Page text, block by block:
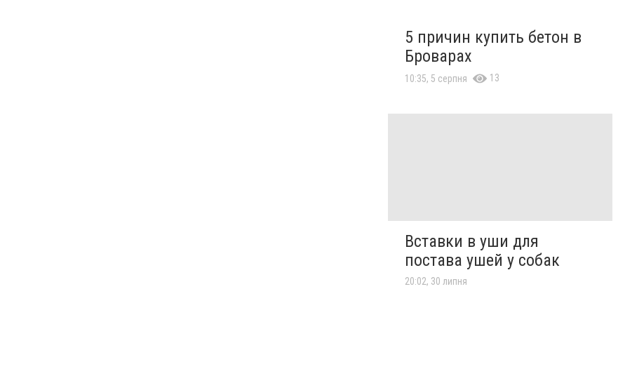
5 причин купить бетон в
Броварах
10:35, 5 серпня 13
Вставки в уши для
постава ушей у собак
20:02, 30 липня